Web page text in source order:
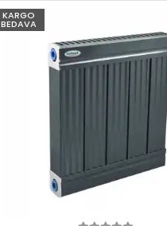
KARGO
BEDAVA